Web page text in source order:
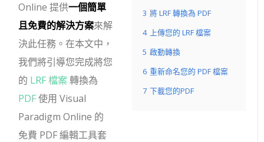
3 將 LRF 轉換為 PDF
4 上傳您的 LRF 檔案
5 啟動轉換
6 重新命名您的 PDF 檔案
7 下載您的PDF
Online 提供一個簡單
且免費的解決方案來解
決此任務。在本文中，
我們將引導您完成將您
的 LRF 檔案轉換為
PDF使用 Visual
Paradigm Online 的
免費 PDF 編輯工具套